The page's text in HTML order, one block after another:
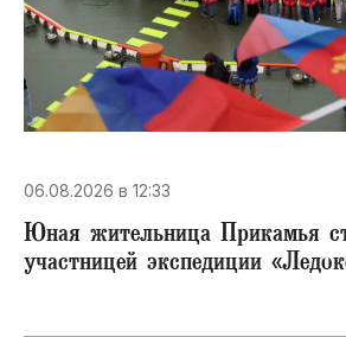
06.08.2026 в 12:33
Юная жительница Прикамья
участницей экспедиции